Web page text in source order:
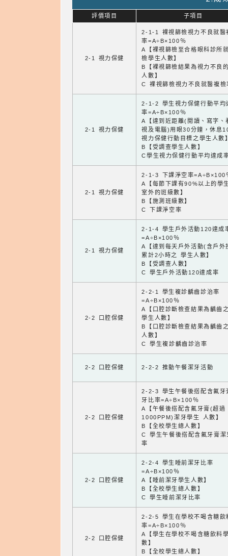
評價項目 子項目
2-1 視力保健
2-1-1 裸視篩檢視力不良就醫
率=A÷B×100％
A【裸視篩檢至合格眼科診所
檢學生人數】
B【裸視篩檢結果為視力不良
人數】
C 裸視篩檢視力不良就醫複檢
2-1 視力保健
2-1-2 學生視力保健行動平均
率=A÷B×100％
A【達到近距離(閱讀、寫字、
視及電腦)用眼30分鐘，休息
視力保健行動目標之學生人數
B【受調查學生人數】
C學生視力保健行動平均達成
2-1 視力保健
2-1-3 下課淨空率=A÷B×100
A【每節下課有90%以上的學
室外的班級數】
B【施測班級數】
C 下課淨空率
2-1 視力保健
2-1-4 學生戶外活動120達成
=A÷B×100％
A【達到每天戶外活動(含戶外
累計2小時之 學生人數】
B【受調查人數】
C 學生戶外活動120達成率
2-2 口腔保健
2-2-1 學生複診齲齒診治率
=A÷B×100％
A【口腔診斷檢查結果為齲齒
學生人數】
B【口腔診斷檢查結果為齲齒
人數】
C 學生複診齲齒診治率
2-2 口腔保健 2-2-2 推動午餐潔牙活動
2-2 口腔保健
2-2-3 學生午餐後搭配含氟牙
牙比率=A÷B×100％
A【午餐後搭配含氟牙膏(超過
1000PPM)潔牙學生 人數】
B【全校學生總人數】
C 學生午餐後搭配含氟牙膏潔
率
2-2 口腔保健
2-2-4 學生睡前潔牙比率
=A÷B×100％
A【睡前潔牙學生人數】
B【全校學生總人數】
C 學生睡前潔牙比率
2-2 口腔保健
2-2-5 學生在學校不喝含糖飲
率=A÷B×100％
A【學生在學校不喝含糖飲料
數】
B【全校學生總人數】